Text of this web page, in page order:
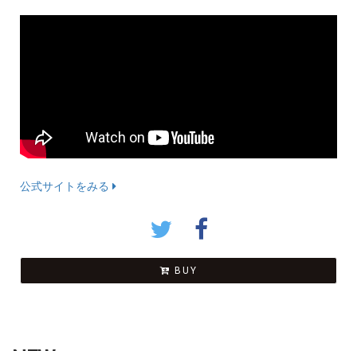
公式サイトをみる
BUY